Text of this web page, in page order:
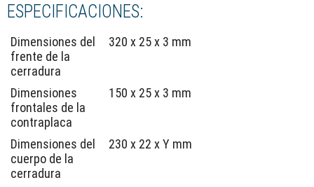
ESPECIFICACIONES:
Dimensiones del
frente de la
cerradura
320 x 25 x 3 mm
Dimensiones
frontales de la
contraplaca
150 x 25 x 3 mm
Dimensiones del
cuerpo de la
cerradura
230 x 22 x Y mm